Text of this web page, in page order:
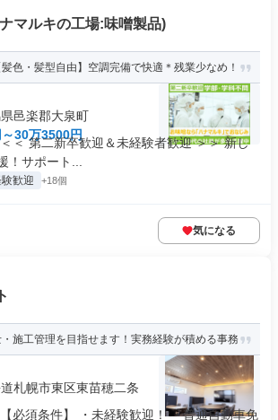
マルキの工場:味噌製品)
色・髪型自由】空調完備で快適＊残業少なめ！
邑楽郡大泉町
30万3500円
＜ 第二新卒歓迎＆未経験者歓迎 ＞＞ 新し
！サポート...
歓迎 +18個
気になる
施工管理を目指せます！実務経験が積める事務
札幌市東区東苗穂二条
必須条件】 ・未経験歓迎！ ・普通自動車免